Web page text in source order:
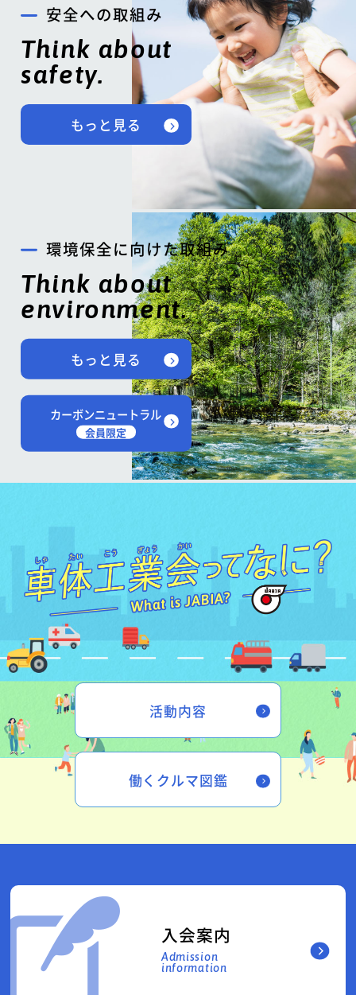
安全への取組み
Think about
safety.
もっと見る
環境保全に向けた取組み
Think about
environment.
もっと見る
カーボンニュートラル
会員限定
活動内容
働くクルマ図鑑
入会案内
Admission
information